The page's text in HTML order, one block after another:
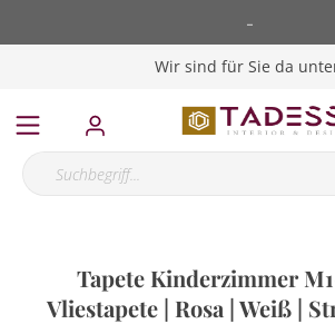
-
Wir sind für Sie da
Tapete Kinderzimmer
Vliestapete | Rosa | Weiß |